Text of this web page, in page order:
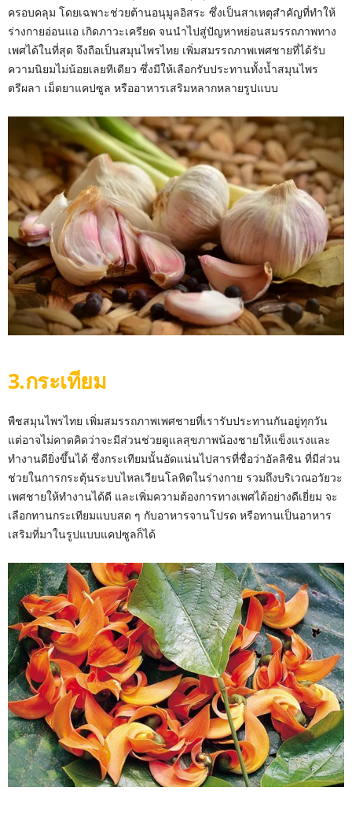
ครอบคลุม โดยเฉพาะช่วยต้านอนุมูลอิสระ ซึ่งเป็นสาเหตุสำคัญที่ทำให้
ร่างกายอ่อนแอ เกิดภาวะเครียด จนนำไปสู่ปัญหาหย่อนสมรรถภาพทาง
เพศได้ในที่สุด จึงถือเป็นสมุนไพรไทย เพิ่มสมรรถภาพเพศชายที่ได้รับ
ความนิยมไม่น้อยเลยทีเดียว ซึ่งมีให้เลือกรับประทานทั้งน้ำสมุนไพร
ตรีผลา เม็ดยาแคปซูล หรืออาหารเสริมหลากหลายรูปแบบ
3.กระเทียม
พืชสมุนไพรไทย เพิ่มสมรรถภาพเพศชายที่เรารับประทานกันอยู่ทุกวัน
แต่อาจไม่คาดคิดว่าจะมีส่วนช่วยดูแลสุขภาพน้องชายให้แข็งแรงและ
ทำงานดียิ่งขึ้นได้ ซึ่งกระเทียมนั้นอัดแน่นไปสารที่ชื่อว่าอัลลิซิน ที่มีส่วน
ช่วยในการกระตุ้นระบบไหลเวียนโลหิตในร่างกาย รวมถึงบริเวณอวัยวะ
เพศชายให้ทำงานได้ดี และเพิ่มความต้องการทางเพศได้อย่างดีเยี่ยม จะ
เลือกทานกระเทียมแบบสด ๆ กับอาหารจานโปรด หรือทานเป็นอาหาร
เสริมที่มาในรูปแบบแคปซูลก็ได้